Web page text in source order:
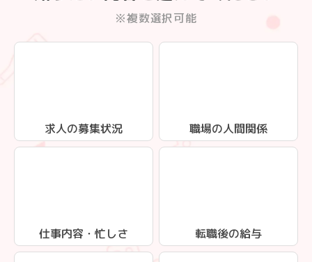
※複数選択可能
求人の募集状況 職場の人間関係
仕事内容・忙しさ 転職後の給与